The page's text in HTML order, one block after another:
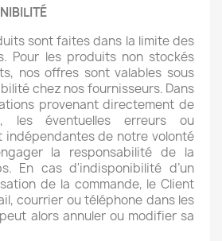
sont faites dans la limite des
Pour les produits non stockés
nos offres sont valables sous
chez nos fournisseurs. Dans
provenant directement de
les éventuelles erreurs ou
indépendantes de notre volonté
la responsabilité de la
En cas d'indisponibilité d’un
de la commande, le Client
courrier ou téléphone dans les
alors annuler ou modifier sa